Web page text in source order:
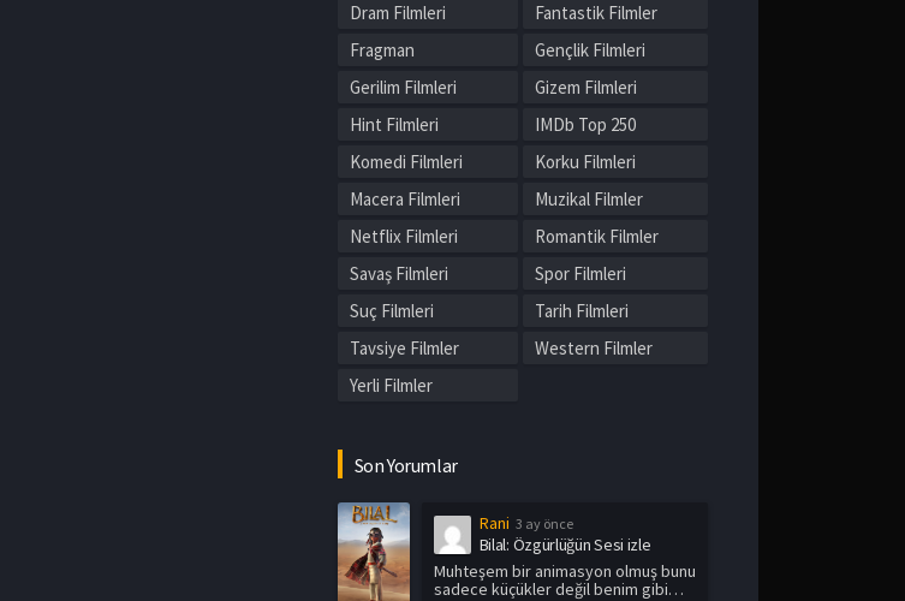
Dram Filmleri
Fantastik Filmler
Fragman
Gençlik Filmleri
Gerilim Filmleri
Gizem Filmleri
Hint Filmleri
IMDb Top 250
Komedi Filmleri
Korku Filmleri
Macera Filmleri
Muzikal Filmler
Netflix Filmleri
Romantik Filmler
Savaş Filmleri
Spor Filmleri
Suç Filmleri
Tarih Filmleri
Tavsiye Filmler
Western Filmler
Yerli Filmler
Son Yorumlar
Rani 3 ay önce
Bilal: Özgürlüğün Sesi izle
Muhteşem bir animasyon olmuş bunu
sadece küçükler değil benim gibi